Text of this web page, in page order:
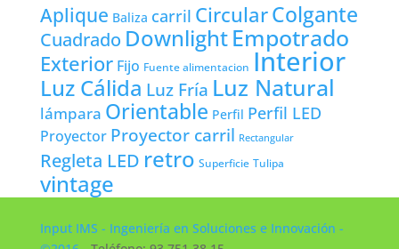
Aplique Baliza carril CircularColgante
Cuadrado DownlightEmpotrado
Exterior Fijo Fuente alimentacion Interior
Luz Cálida Luz Fría Luz Natural
lámpara Orientable Perfil Perfil LED
Proyector Proyector carril Rectangular
Regleta LED retro Superficie Tulipa
vintage
Input IMS - Ingeniería en Soluciones e Innovación -